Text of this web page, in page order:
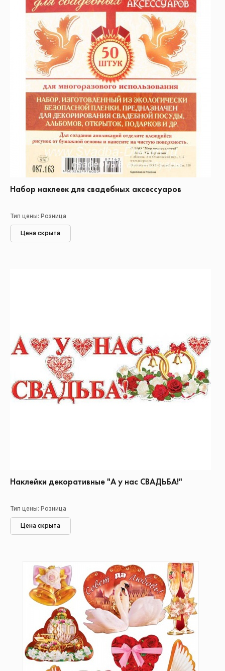
Набор наклеек для свадебных аксессуаров
Тип цены: Розница
Цена скрыта
Наклейки декоративные "А у нас СВАДЬБА!"
Тип цены: Розница
Цена скрыта